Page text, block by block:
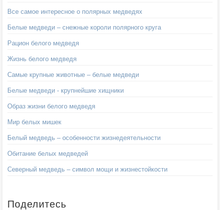
Все самое интересное о полярных медведях
Белые медведи – снежные короли полярного круга
Рацион белого медведя
Жизнь белого медведя
Самые крупные животные – белые медведи
Белые медведи - крупнейшие хищники
Образ жизни белого медведя
Мир белых мишек
Белый медведь – особенности жизнедеятельности
Обитание белых медведей
Северный медведь – символ мощи и жизнестойкости
Поделитесь